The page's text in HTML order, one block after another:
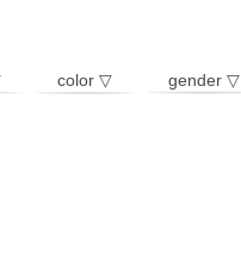
color ▽ gender ▽